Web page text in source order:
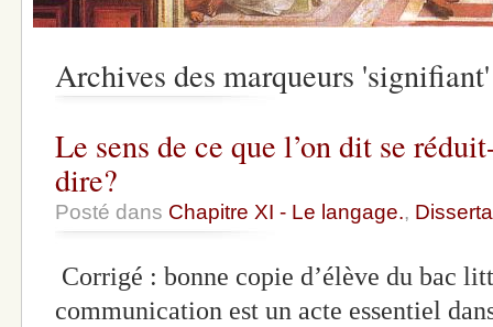
Archives des marqueurs 'signifiant'
Le sens de ce que l’on dit se
dire?
Posté dans Chapitre XI - Le langage.,
Corrigé : bonne copie d’élève du
communication est un acte essentiel